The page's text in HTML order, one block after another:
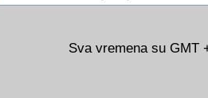
Sva vremena su GMT